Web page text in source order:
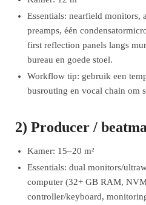
Essentials: nearfield monitors,
preamps, één
first reflection panels langs
bureau en goede stoel.
Workflow tip: gebruik een
busrouting en vocal chain om
2) Producer /
Kamer: 15–20 m²
Essentials: dual monitors/
computer (32+ GB RAM,
controller/keyboard,